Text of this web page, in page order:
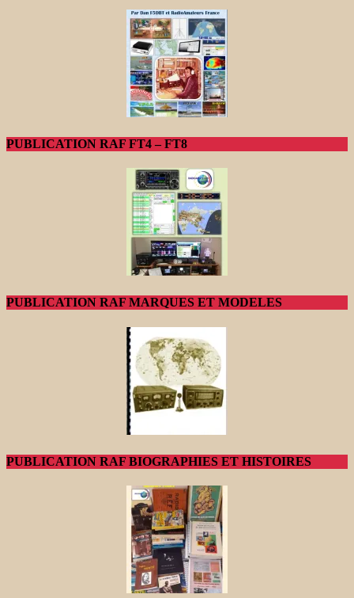
PUBLICATION RAF FT4 – FT8
PUBLICATION RAF MARQUES ET MODELES
PUBLICATION RAF BIOGRAPHIES ET HISTOIRES